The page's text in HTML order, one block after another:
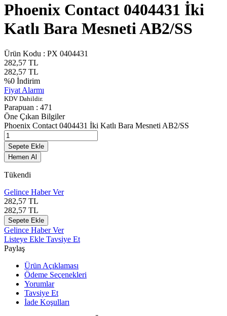
Phoenix Contact 0404431 İki
Katlı Bara Mesneti AB2/SS
Ürün Kodu : PX 0404431
282,57 TL
282,57 TL
%0 İndirim
Fiyat Alarmı
KDV Dahildir.
Parapuan : 471
Öne Çıkan Bilgiler
Phoenix Contact 0404431 İki Katlı Bara Mesneti AB2/SS
Sepete Ekle
Hemen Al
Tükendi
Gelince Haber Ver
282,57 TL
282,57 TL
Sepete Ekle
Gelince Haber Ver
Listeye Ekle Tavsiye Et
Paylaş
Ürün Açıklaması
Ödeme Seçenekleri
Yorumlar
Tavsiye Et
İade Koşulları